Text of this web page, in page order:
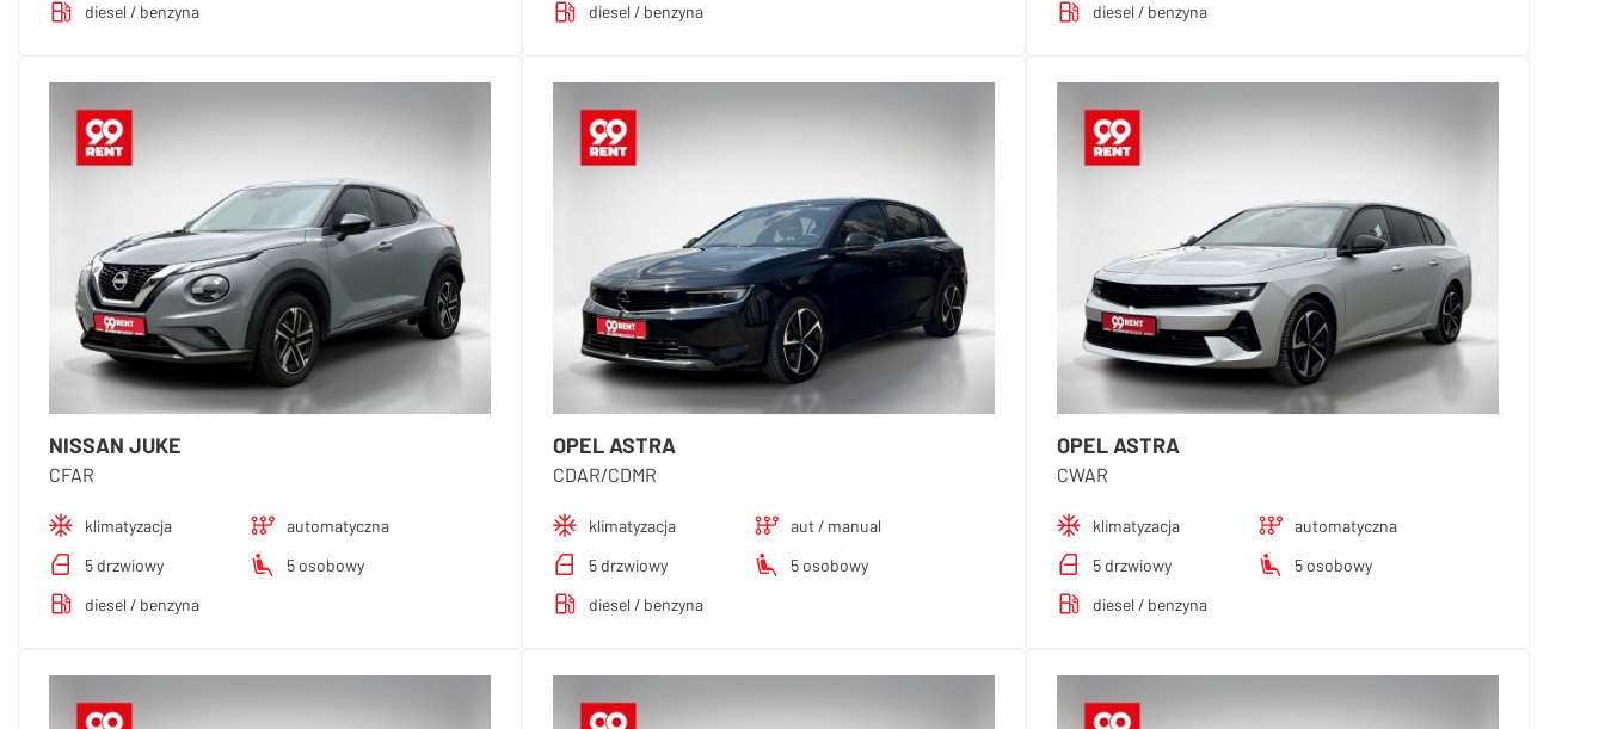
diesel / benzyna
diesel / benzyna
diesel / benzyna
NISSAN JUKE
CFAR
klimatyzacja
automatyczna
5 drzwiowy
5 osobowy
diesel / benzyna
OPEL ASTRA
CDAR/CDMR
klimatyzacja
aut / manual
5 drzwiowy
5 osobowy
diesel / benzyna
OPEL ASTRA
CWAR
klimatyzacja
automatyczna
5 drzwiowy
5 osobowy
diesel / benzyna